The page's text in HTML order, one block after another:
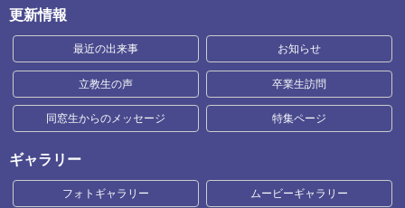
更新情報
最近の出来事 お知らせ
立教生の声 卒業生訪問
同窓生からのメッセージ 特集ページ
ギャラリー
フォトギャラリー ムービーギャラリー